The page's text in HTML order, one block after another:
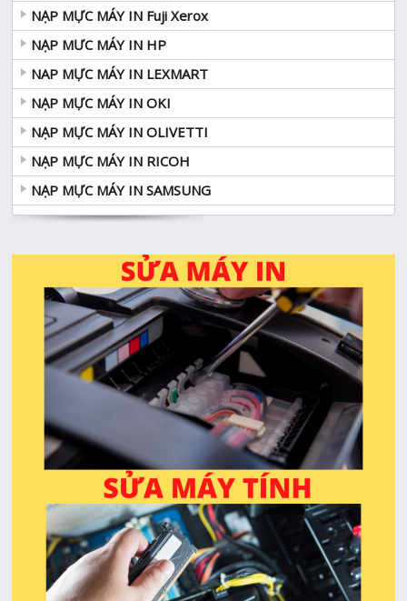
NẠP MỰC MÁY IN Fuji Xerox
NẠP MƯC MÁY IN HP
NAP MỰC MÁY IN LEXMART
NẠP MỰC MÁY IN OKI
NẠP MỰC MÁY IN OLIVETTI
NẠP MỰC MÁY IN RICOH
NẠP MỰC MÁY IN SAMSUNG